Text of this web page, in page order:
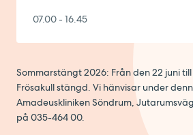
07.00 - 16.45
Sommarstängt 2026: Från den 22 juni
Frösakull stängd. Vi hänvisar under
Amadeuskliniken Söndrum,
på 035-464 00.